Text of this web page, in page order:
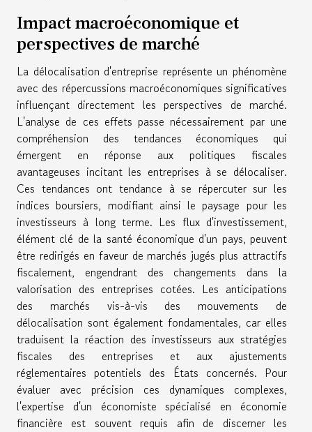
Impact macroéconomique et
perspectives de marché
La délocalisation d'entreprise représente un phénomène
avec des répercussions macroéconomiques significatives
influençant directement les perspectives de marché.
L'analyse de ces effets passe nécessairement par une
compréhension des tendances économiques qui
émergent en réponse aux politiques fiscales
avantageuses incitant les entreprises à se délocaliser.
Ces tendances ont tendance à se répercuter sur les
indices boursiers, modifiant ainsi le paysage pour les
investisseurs à long terme. Les flux d'investissement,
élément clé de la santé économique d'un pays, peuvent
être redirigés en faveur de marchés jugés plus attractifs
fiscalement, engendrant des changements dans la
valorisation des entreprises cotées. Les anticipations
des marchés vis-à-vis des mouvements de
délocalisation sont également fondamentales, car elles
traduisent la réaction des investisseurs aux stratégies
fiscales des entreprises et aux ajustements
réglementaires potentiels des États concernés. Pour
évaluer avec précision ces dynamiques complexes,
l'expertise d'un économiste spécialisé en économie
financière est souvent requis afin de discerner les